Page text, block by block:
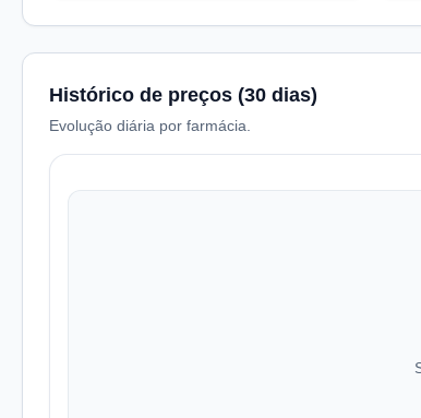
Histórico de preços (30 dias)
Evolução diária por farmácia.